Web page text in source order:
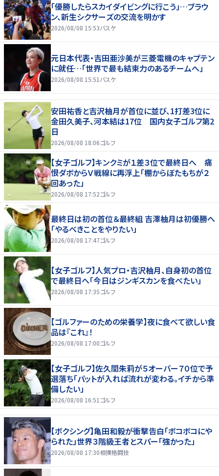
「優勝したらスカイダイビングに行こう」…ブラウ
ン、新生シクサーズの交流を明かす
2026/08/08 15:53バスケ
元日本代表・吉田亜沙美が三菱電機のキャプテン
に就任…「世界で最も結束力のあるチームへ」
2026/08/08 15:51 バスケ
安田祐香と吉沢柚月が首位に並び、1打差3位に
金田久美子、河本結は17位 国内女子ゴルフ第2
日
2026/08/08 18:06ゴルフ
【女子ゴルフ】キンクミが１差３位で最終日へ 痛
恨ダボからＶ戦線に再浮上「棚からぼたもちが２
回あった」
2026/08/08 17:52ゴルフ
最終日は初の首位＆最終組 吉澤柚月は初優勝へ
「やるべきことをやりたい」
2026/08/08 17:47ゴルフ
【女子ゴルフ】人気プロ・吉沢柚月、自身初の首位
で最終日へ「今日はジンギスカンを食べたい」
2026/08/08 17:35ゴルフ
【ゴルファーのための栄養学】夜に食べて欲しい食
品は『これ』！
2026/08/08 17:00ゴルフ
【女子ゴルフ】佐久間朱莉が５オーバー７０位で予
選落ち「パットが入れば流れが変わる。イチから準
備したい」
2026/08/08 16:51 ゴルフ
【ボクシング】亀田和毅が衝撃告白「ボコボコにや
られた」世界３階級王者とスパー「強かった」
2026/08/08 17:30相撲格闘技